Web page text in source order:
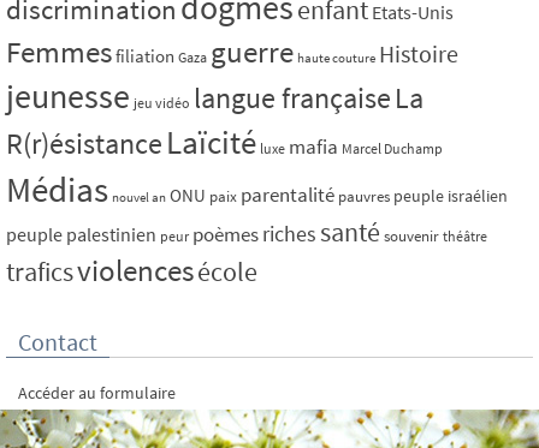
discrimination enfant Etats-Unis
Femmesfiliation Gaza guerre haute couture Histoire
jeunesse jeu vidéo langue française La
R(r)ésistanceLaïcité luxe mafia Marcel Duchamp
Médias nouvel an ONU paix parentalité pauvres peuple israélien
peuple palestinien peur poèmesriches santé souvenir théâtre
traficsviolencesécole
Contact
Accéder au formulaire